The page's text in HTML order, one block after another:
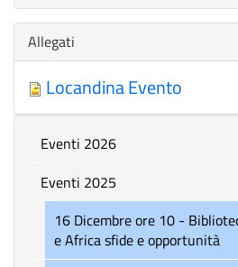
Nascondi
Allegati
Locandina Evento
Eventi 2026
Eventi 2025
16 Dicembre ore 10 - Biblioteca Berio - Europa
e Africa sfide e opportunità